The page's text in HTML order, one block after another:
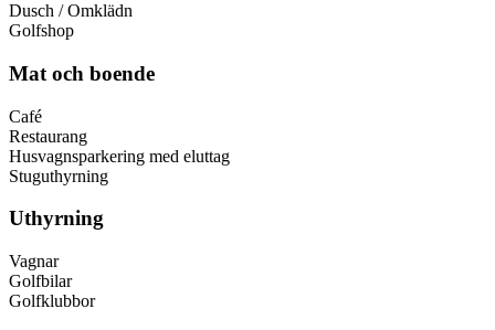
Dusch / Omklädn
Golfshop
Mat och boende
Café
Restaurang
Husvagnsparkering med eluttag
Stuguthyrning
Uthyrning
Vagnar
Golfbilar
Golfklubbor